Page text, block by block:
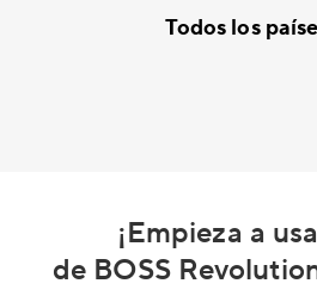
Todos los
¡Empieza a
de BOSS